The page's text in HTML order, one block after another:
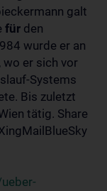
galt
für den
wurde er an
wo er sich vor
Systems
Bis zuletzt
tätig. Share